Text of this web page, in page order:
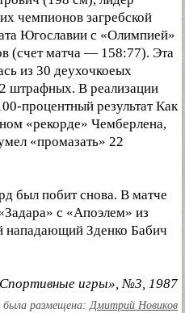
чемпионов загребской
Югославии с «Олимпией»
(счет матча — 158:77). Эта
из 30 деухочкоеых
штрафных. В реализации
процентный результат Как
«рекорде» Чемберлена,
«промазать» 22
был побит снова. В матче
с «Апоэлем» из
нападающий Зденко Бабич
игры», №3, 1987
размещена:Дмитрий Новиков